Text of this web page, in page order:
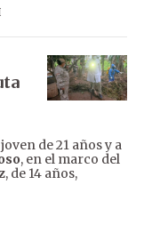
de 21 años y a
, en el marco del
, de 14 años,